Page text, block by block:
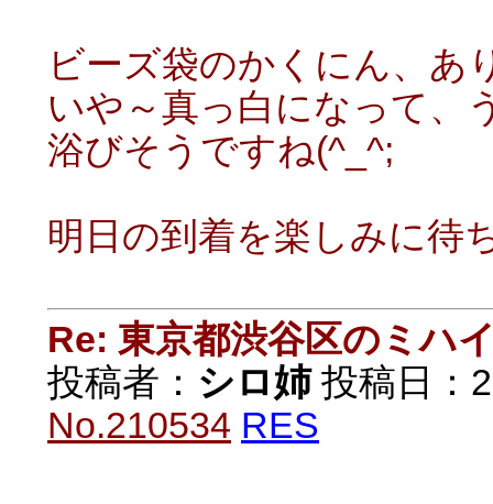
ビーズ袋のかくにん、あ
いや～真っ白になって、
浴びそうですね(^_^;
明日の到着を楽しみに待
Re: 東京都渋谷区のミハ
投稿者： シロ姉投稿日：
No.210534 RES